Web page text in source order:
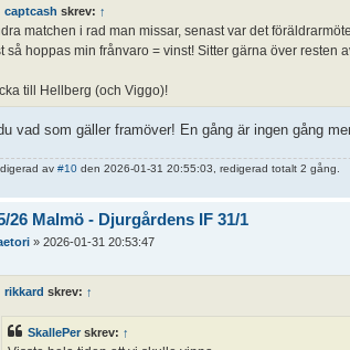
captcash skrev: ↑
matchen i rad man missar, senast var det
så hoppas min frånvaro = vinst! Sitter gärna över resten
till Hellberg (och Viggo)!
vad som gäller framöver! En gång är ingen gång
av #10 den 2026-01-31 20:55:03, redigerad totalt 2 gång.
26 Malmö - Djurgårdens IF 31/1
» 2026-01-31 20:53:47
rikkard skrev: ↑
SkallePerskrev: ↑